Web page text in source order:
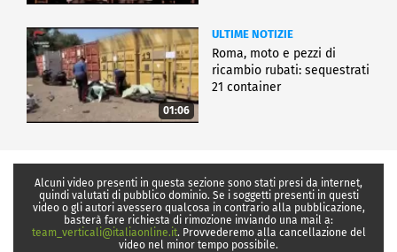
01:06
ULTIME NOTIZIE
Roma, moto e pezzi di
ricambio rubati: sequestrati
21 container
Alcuni video presenti in questa sezione sono stati presi da internet,
quindi valutati di pubblico dominio. Se i soggetti presenti in questi
video o gli autori avessero qualcosa in contrario alla pubblicazione,
basterà fare richiesta di rimozione inviando una mail a:
team_verticali@italiaonline.it. Provvederemo alla cancellazione del
video nel minor tempo possibile.